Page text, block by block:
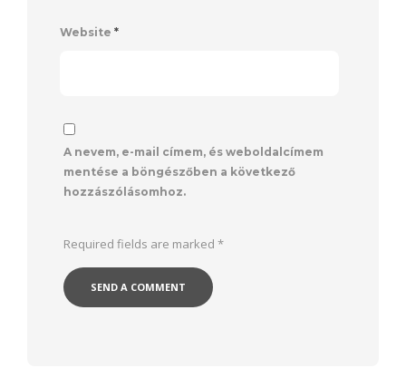
Website *
A nevem, e-mail címem, és weboldalcímem
mentése a böngészőben a következő
hozzászólásomhoz.
Required fields are marked *